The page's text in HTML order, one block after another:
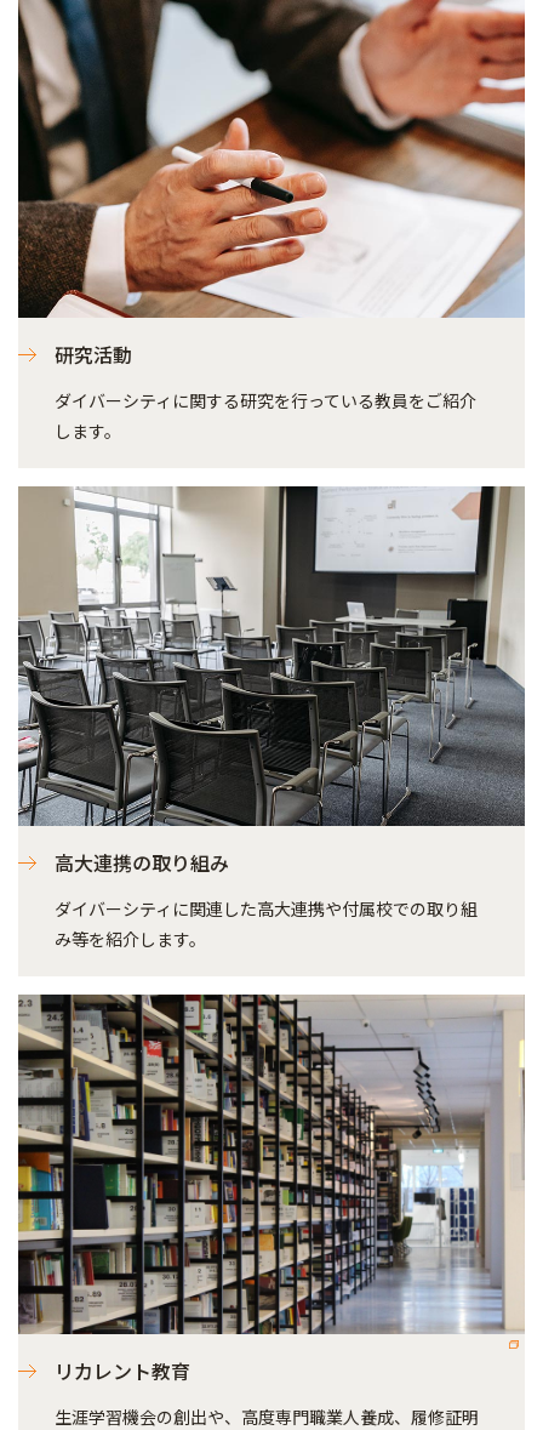
研究活動
ダイバーシティに関する研究を行っている教員をご紹介
します。
高大連携の取り組み
ダイバーシティに関連した高大連携や付属校での取り組
み等を紹介します。
リカレント教育
生涯学習機会の創出や、高度専門職業人養成、履修証明